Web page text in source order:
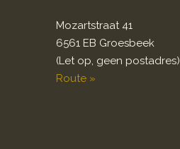
Mozartstraat 41
6561 EB Groesbeek
(Let op, geen postadres)
Route »